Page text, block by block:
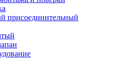
присоединительный